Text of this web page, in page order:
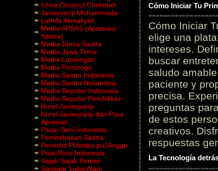
Ichsa Chusnul Chotimah
Javissyarqi Muhammada
Lathifa Akmaliyah
Media APSAS (Apresiasi
Sastra)
Media Dunia Sastra
Media Jawa Timur
Media Lamongan
Media Ponorogo
Media Sastra Indonesia
Media Sastra Nusantara
Media Seputar Indonesia
Media Seputar Pendidikan
Nurel Javissyarqi
Nurel Javissyarqi dan Para
Apresian
Pasar Seni Indonesia
Pembebasan Sastra
Penerbit PUstaka puJAngga
Puisi-Puisi Indonesia
Sajak-Sajak Pertiwi
Sanggar Lukis Alam
Cómo Iniciar Tu
Cómo Iniciar
elige una
intereses.
buscar
saludo
paciente y
precisa.
preguntas
de estos
creativos.
respuestas
La Tecnología